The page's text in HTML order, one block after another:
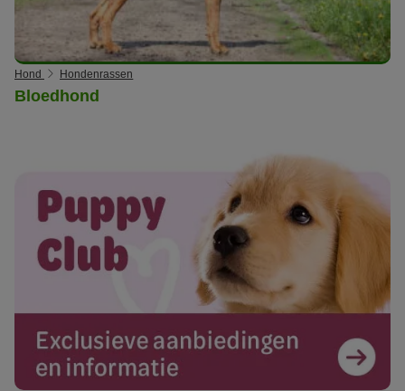
Hond Hondenrassen
Bloedhond